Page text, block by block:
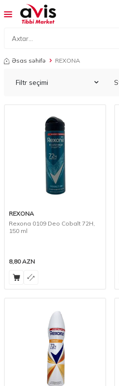
Əsas səhifə REXONA
Filtr seçimi
REXONA
Rexona 0109 Deo Cobalt 72H,
150 ml
8,80AZN